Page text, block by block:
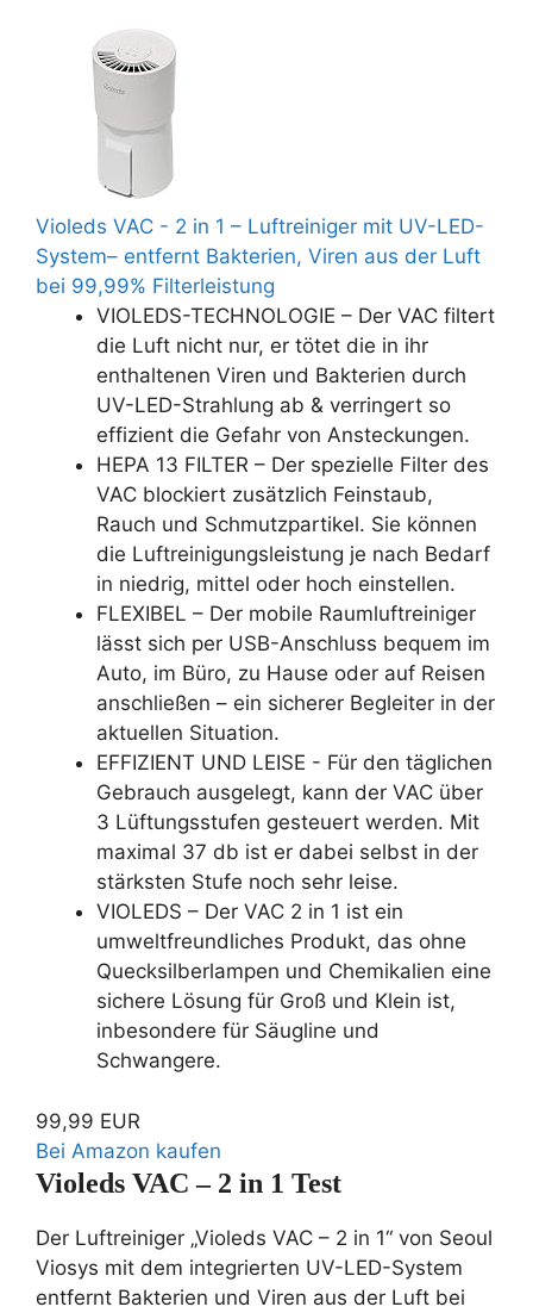
Violeds VAC - 2 in 1 – Luftreiniger mit UV-LED-
System– entfernt Bakterien, Viren aus der Luft
bei 99,99% Filterleistung
VIOLEDS-TECHNOLOGIE – Der VAC filtert
die Luft nicht nur, er tötet die in ihr
enthaltenen Viren und Bakterien durch
UV-LED-Strahlung ab & verringert so
effizient die Gefahr von Ansteckungen.
HEPA 13 FILTER – Der spezielle Filter des
VAC blockiert zusätzlich Feinstaub,
Rauch und Schmutzpartikel. Sie können
die Luftreinigungsleistung je nach Bedarf
in niedrig, mittel oder hoch einstellen.
FLEXIBEL – Der mobile Raumluftreiniger
lässt sich per USB-Anschluss bequem im
Auto, im Büro, zu Hause oder auf Reisen
anschließen – ein sicherer Begleiter in der
aktuellen Situation.
EFFIZIENT UND LEISE - Für den täglichen
Gebrauch ausgelegt, kann der VAC über
3 Lüftungsstufen gesteuert werden. Mit
maximal 37 db ist er dabei selbst in der
stärksten Stufe noch sehr leise.
VIOLEDS – Der VAC 2 in 1 ist ein
umweltfreundliches Produkt, das ohne
Quecksilberlampen und Chemikalien eine
sichere Lösung für Groß und Klein ist,
inbesondere für Säugline und
Schwangere.
99,99 EUR
Bei Amazon kaufen
Violeds VAC – 2 in 1 Test
Der Luftreiniger „Violeds VAC – 2 in 1“ von Seoul
Viosys mit dem integrierten UV-LED-System
entfernt Bakterien und Viren aus der Luft bei